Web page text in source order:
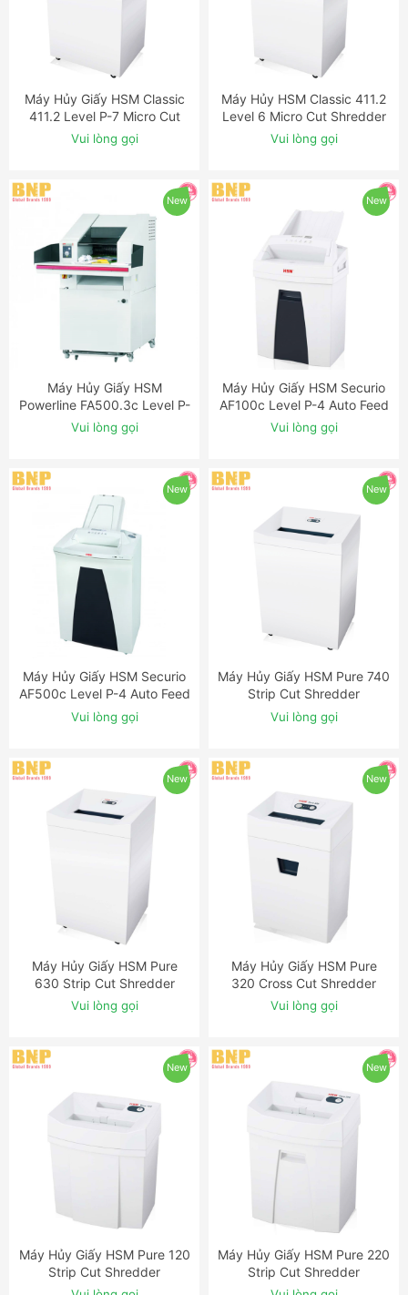
ĐẶT NGAY
Máy Hủy Giấy HSM Classic
411.2 Level P-7 Micro Cut
Shredder with Auto-Oiler
Vui lòng gọi
ĐẶT NGAY
Máy Hủy HSM Classic 411.2
Level 6 Micro Cut Shredder
with OMDD Slot
Vui lòng gọi
New
ĐẶT NGAY
Máy Hủy Giấy HSM
Powerline FA500.3c Level P-
5 Cross Cut Industrial
Shredder
Vui lòng gọi
New
ĐẶT NGAY
Máy Hủy Giấy HSM Securio
AF100c Level P-4 Auto Feed
Shredder
Vui lòng gọi
New
ĐẶT NGAY
Máy Hủy Giấy HSM Securio
AF500c Level P-4 Auto Feed
Shredder
Vui lòng gọi
New
ĐẶT NGAY
Máy Hủy Giấy HSM Pure 740
Strip Cut Shredder
Vui lòng gọi
New
ĐẶT NGAY
Máy Hủy Giấy HSM Pure
630 Strip Cut Shredder
Vui lòng gọi
New
ĐẶT NGAY
Máy Hủy Giấy HSM Pure
320 Cross Cut Shredder
Vui lòng gọi
New
ĐẶT NGAY
Máy Hủy Giấy HSM Pure 120
Strip Cut Shredder
New
ĐẶT NGAY
Máy Hủy Giấy HSM Pure 220
Strip Cut Shredder